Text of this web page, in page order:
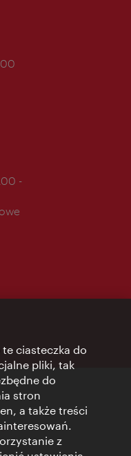
-
ciasteczka do
pliki, tak
do
stron
a także treści
z